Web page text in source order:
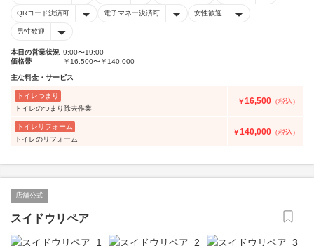
QRコード決済可 電子マネー決済可 女性歓迎
男性歓迎
本日の営業状況 9:00〜19:00
価格帯
￥16,500〜￥140,000
主な料金・サービス
トイレつまり
トイレのつまり除去作業
￥16,500 （税込）
トイレリフォーム
トイレのリフォーム
￥140,000 （税込）
店舗公式
スイドウリペア